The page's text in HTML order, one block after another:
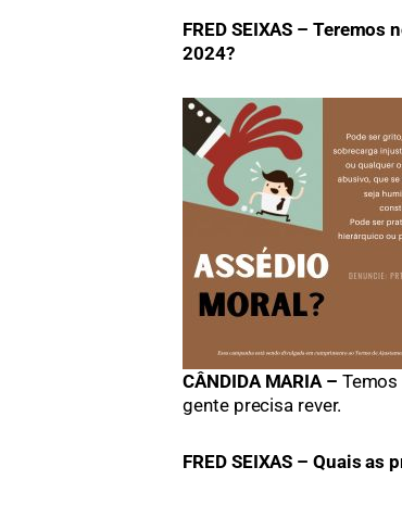
FRED SEIXAS –
2024?
CÂNDIDA MARIA –
gente precisa rever.
FRED SEIXAS – Quais